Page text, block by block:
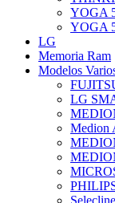
YOGA
YOGA
LG
Memoria Ram
Modelos
LG
Medion